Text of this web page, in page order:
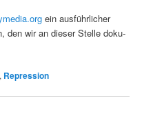
ein aus­führlich­er
den wir an dieser Stelle doku­
, Repression